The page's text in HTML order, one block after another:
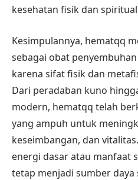
kesehatan fisik dan
Kesimpulannya, hematqq
sebagai obat
karena sifat fisik dan
Dari peradaban kuno
modern, hematqq telah
yang ampuh untuk
keseimbangan, dan
energi dasar atau manfaat
tetap menjadi sumber